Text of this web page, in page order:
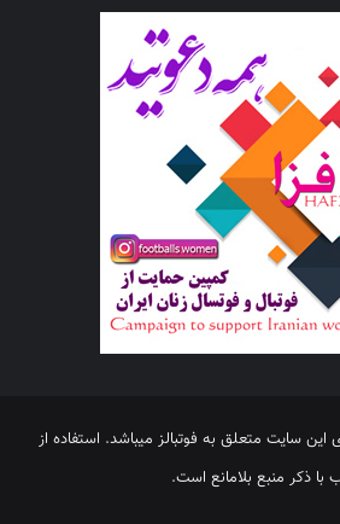
سایت متعلق به فوتبالز میباشد. استفاده از
با ذکر منبع بلامانع است.